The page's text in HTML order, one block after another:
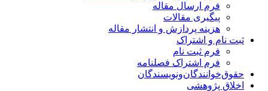
فرم ارسال مقاله
پیگیری مقالات
هزینه پردازش و انتشار مقاله
ثبت نام و اشتراک
فرم ثبت نام
فرم اشتراک فصلنامه
حقوق‌خوانندگان‌و‌نویسندگان
اخلاق پژوهشی